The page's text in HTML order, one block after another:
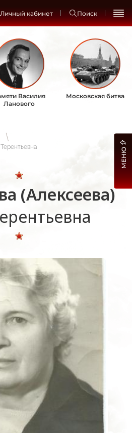
Личный кабинет Поиск
Василия
Ланового
Московская битва
(Алексеева)
МЕНЮ